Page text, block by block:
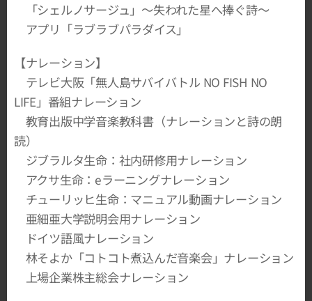
「シェルノサージュ」〜失われた星へ捧ぐ詩〜
アプリ「ラブラブパラダイス」
【ナレーション】
テレビ大阪「無人島サバイバトル NO FISH NO
LIFE」番組ナレーション
教育出版中学音楽教科書（ナレーションと詩の朗
読）
ジブラルタ生命：社内研修用ナレーション
アクサ生命：eラーニングナレーション
チューリッヒ生命：マニュアル動画ナレーション
亜細亜大学説明会用ナレーション
ドイツ語風ナレーション
林そよか「コトコト煮込んだ音楽会」ナレーション
上場企業株主総会ナレーション